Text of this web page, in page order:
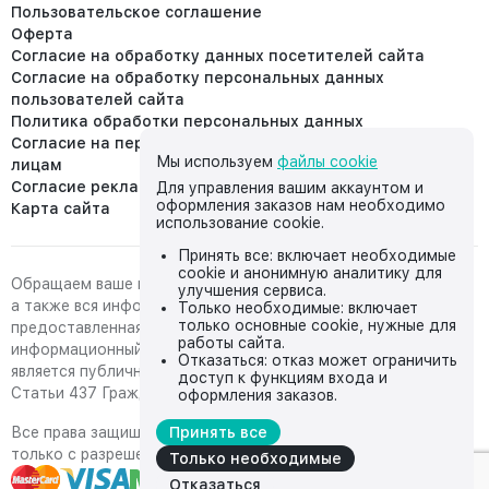
Пользовательское соглашение
Оферта
Согласие на обработку данных посетителей сайта
Согласие на обработку персональных данных
пользователей сайта
Политика обработки персональных данных
Согласие на передачу персональных данных третьим
лицам
Согласие реклама
Карта сайта
Обращаем ваше внимание на то, что данный интернет-сайт,
а также вся информация о товарах и ценах,
предоставленная на нём, носит исключительно
информационный характер и ни при каких условиях не
является публичной офертой, определяемой положениями
Статьи 437 Гражданского кодекса Российской Федерации.
Все права защищены, любое копирование с сайта возможно
только с разрешения владельца сайта
Мы используем файлы cookie
Для управления вашим аккаунтом и
оформления заказов нам необходимо
использование cookie.
Принять все: включает необходимые
cookie и анонимную аналитику для
улучшения сервиса.
Только необходимые: включает
только основные cookie, нужные для
работы сайта.
Отказаться: отказ может ограничить
доступ к функциям входа и
оформления заказов.
Принять все
Только необходимые
Отказаться